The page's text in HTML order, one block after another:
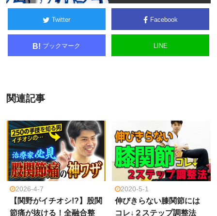
Twitter Facebook
B! ブックマーク LINE
関連記事
2026-4-7
【関野がイチオシ!?】股関
節痛が抜ける！全融合整
2020-5-1
伸びきらない膝関節には
コレ↓２ステップ調整法